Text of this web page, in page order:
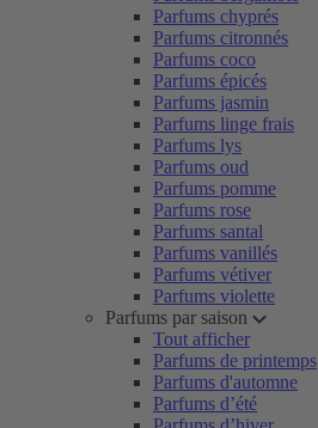
Parfums chyprés
Parfums citronnés
Parfums coco
Parfums épicés
Parfums jasmin
Parfums linge frais
Parfums lys
Parfums oud
Parfums pomme
Parfums rose
Parfums santal
Parfums vanillés
Parfums vétiver
Parfums violette
Parfums par saison
Tout afficher
Parfums de printemps
Parfums d'automne
Parfums d’été